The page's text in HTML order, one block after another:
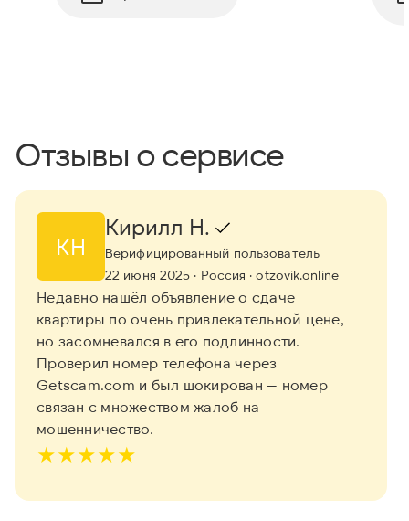
Отзывы о сервисе
КН
Кирилл Н.
Верифицированный пользователь
22 июня 2025 · Россия · otzovik.online
Недавно нашёл объявление о сдаче
квартиры по очень привлекательной цене,
но засомневался в его подлинности.
Проверил номер телефона через
Getscam.com и был шокирован — номер
связан с множеством жалоб на
мошенничество.
★★★★★